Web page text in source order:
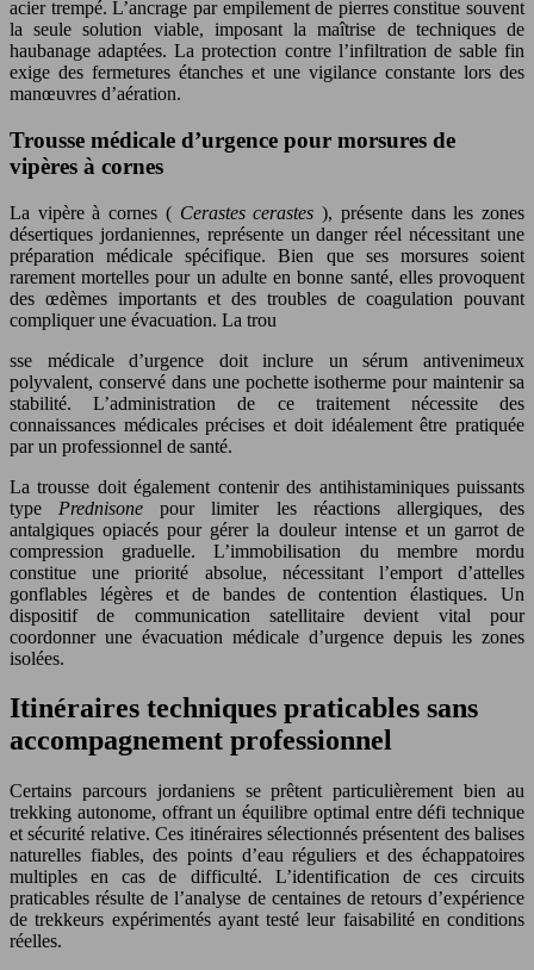
acier trempé. L’ancrage par empilement de pierres constitue souvent
la seule solution viable, imposant la maîtrise de techniques de
haubanage adaptées. La protection contre l’infiltration de sable fin
exige des fermetures étanches et une vigilance constante lors des
manœuvres d’aération.
Trousse médicale d’urgence pour morsures de
vipères à cornes
La vipère à cornes ( Cerastes cerastes), présente dans les zones
désertiques jordaniennes, représente un danger réel nécessitant une
préparation médicale spécifique. Bien que ses morsures soient
rarement mortelles pour un adulte en bonne santé, elles provoquent
des œdèmes importants et des troubles de coagulation pouvant
compliquer une évacuation. La trou
sse médicale d’urgence doit inclure un sérum antivenimeux
polyvalent, conservé dans une pochette isotherme pour maintenir sa
stabilité. L’administration de ce traitement nécessite des
connaissances médicales précises et doit idéalement être pratiquée
par un professionnel de santé.
La trousse doit également contenir des antihistaminiques puissants
type Prednisone pour limiter les réactions allergiques, des
antalgiques opiacés pour gérer la douleur intense et un garrot de
compression graduelle. L’immobilisation du membre mordu
constitue une priorité absolue, nécessitant l’emport d’attelles
gonflables légères et de bandes de contention élastiques. Un
dispositif de communication satellitaire devient vital pour
coordonner une évacuation médicale d’urgence depuis les zones
isolées.
Itinéraires techniques praticables sans
accompagnement professionnel
Certains parcours jordaniens se prêtent particulièrement bien au
trekking autonome, offrant un équilibre optimal entre défi technique
et sécurité relative. Ces itinéraires sélectionnés présentent des balises
naturelles fiables, des points d’eau réguliers et des échappatoires
multiples en cas de difficulté. L’identification de ces circuits
praticables résulte de l’analyse de centaines de retours d’expérience
de trekkeurs expérimentés ayant testé leur faisabilité en conditions
réelles.